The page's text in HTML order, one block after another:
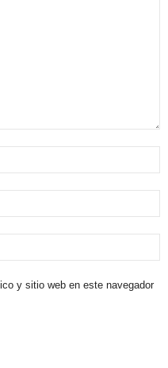
y sitio web en este navegador